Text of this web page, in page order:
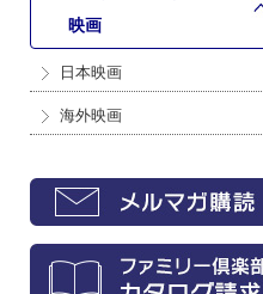
映画
日本映画
海外映画